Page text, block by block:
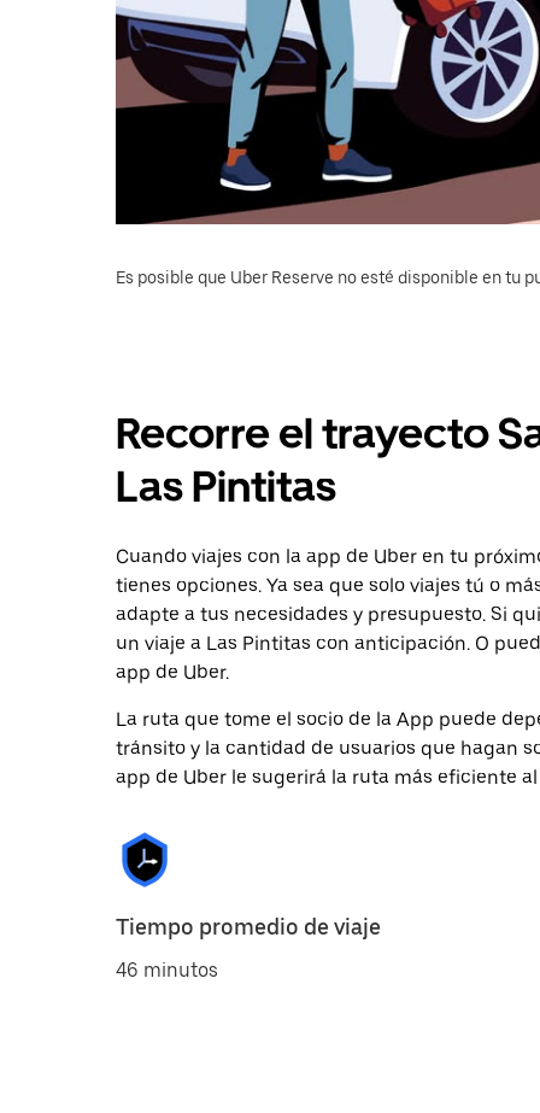
Es posible que Uber Reserve no esté disponible en tu
Recorre el trayecto
Las Pintitas
Cuando viajes con la app de Uber en tu
tienes opciones. Ya sea que solo viajes tú o
adapte a tus necesidades y presupuesto. Si
un viaje a Las Pintitas con anticipación. O
app de Uber.
La ruta que tome el socio de la App puede
tránsito y la cantidad de usuarios que hagan
app de Uber le sugerirá la ruta más eficiente
Tiempo promedio de viaje
46 minutos